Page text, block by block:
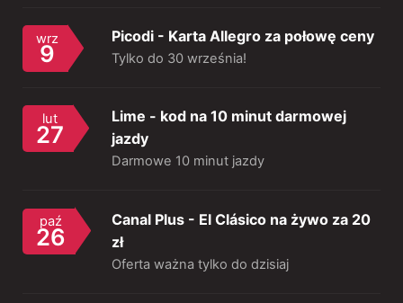
wrz
9
Picodi - Karta Allegro za połowę ceny
Tylko do 30 września!
lut
27
Lime - kod na 10 minut darmowej
jazdy
Darmowe 10 minut jazdy
paź
26
Canal Plus - El Clásico na żywo za 20
zł
Oferta ważna tylko do dzisiaj